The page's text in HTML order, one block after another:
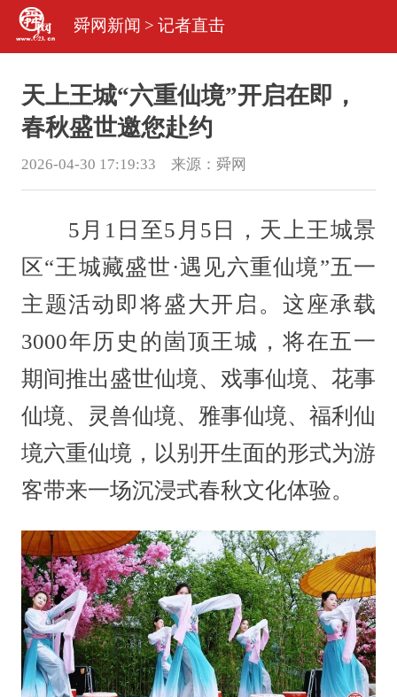
舜网新闻 > 记者直击
天上王城“六重仙境”开启在即，
春秋盛世邀您赴约
2026-04-30 17:19:33 来源： 舜网
5月1日至5月5日，天上王城景
区“王城藏盛世·遇见六重仙境”五一
主题活动即将盛大开启。这座承载
3000年历史的崮顶王城，将在五一
期间推出盛世仙境、戏事仙境、花事
仙境、灵兽仙境、雅事仙境、福利仙
境六重仙境，以别开生面的形式为游
客带来一场沉浸式春秋文化体验。